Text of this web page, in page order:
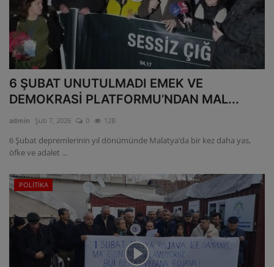
6 ŞUBAT UNUTULMADI EMEK VE
DEMOKRASİ PLATFORMU’NDAN MAL...
admin Şub 7, 2026 0 12B
6 Şubat depremlerinin yıl dönümünde Malatya’da bir kez daha yas,
öfke ve adalet ...
POLİTİKA